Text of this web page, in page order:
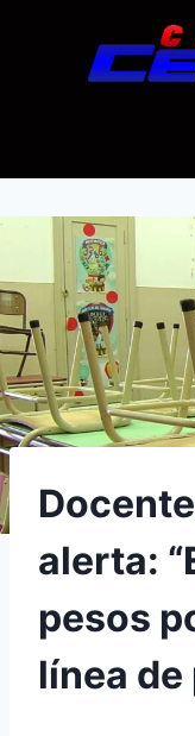
alerta:
pesos
línea de